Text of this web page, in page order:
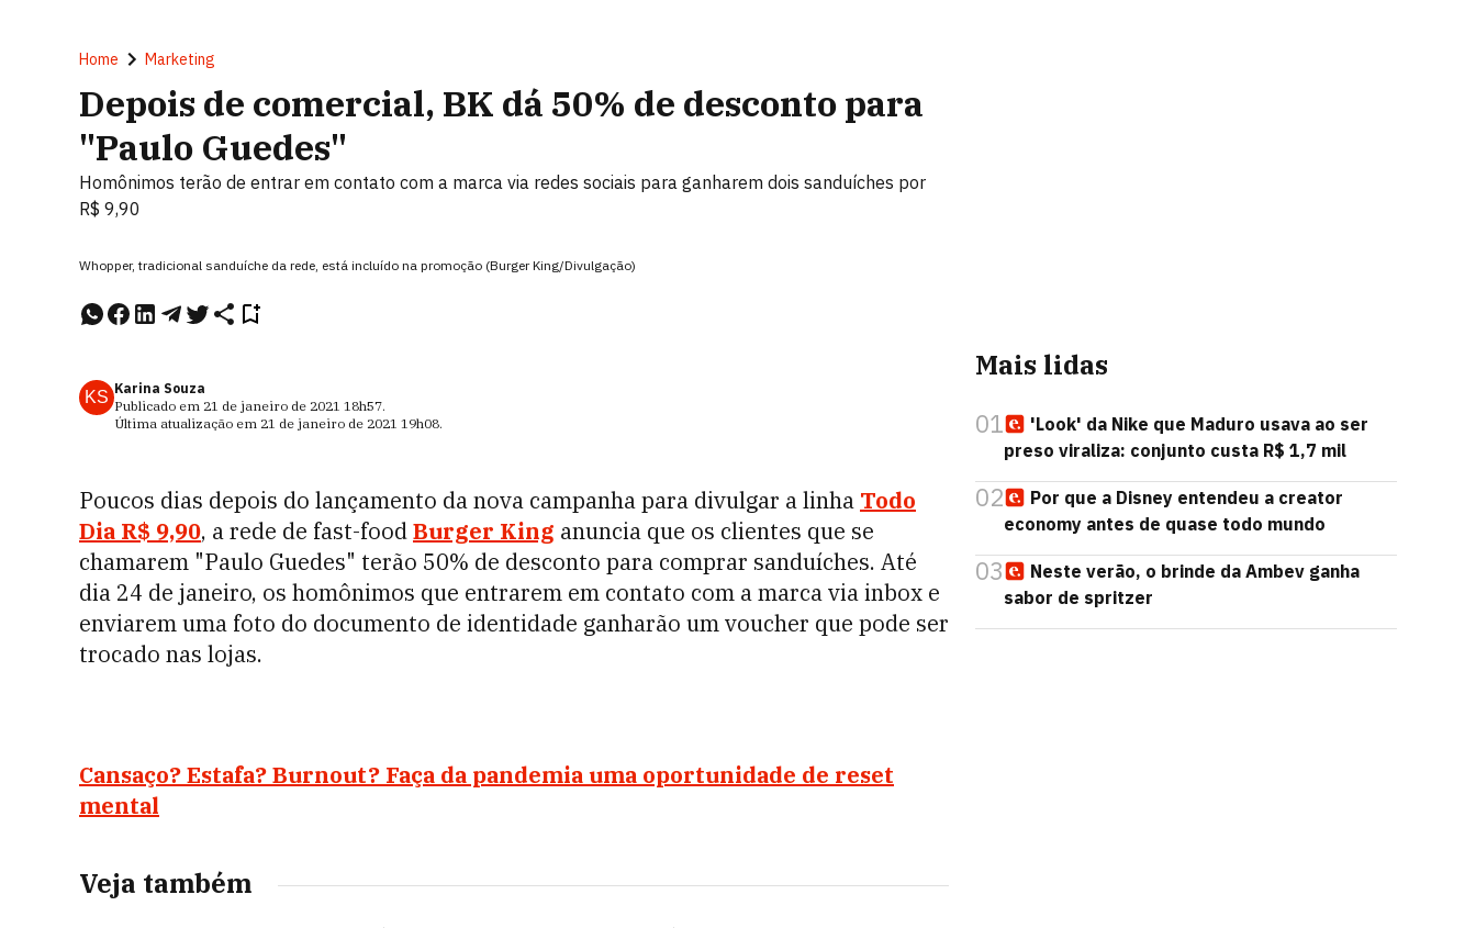
Home Marketing
Depois de comercial, BK dá 50% de desconto para
"Paulo Guedes"
Homônimos terão de entrar em contato com a marca via redes sociais para ganharem dois sanduíches por
R$ 9,90
Whopper, tradicional sanduíche da rede, está incluído na promoção (Burger King/Divulgação)
KS Karina Souza
Publicado em 21 de janeiro de 2021 18h57.
Última atualização em 21 de janeiro de 2021 19h08.
Poucos dias depois do lançamento da nova campanha para divulgar a linha Todo
Dia R$ 9,90, a rede de fast-foodBurger King anuncia que os clientes que se
chamarem "Paulo Guedes" terão 50% de desconto para comprar sanduíches. Até
dia 24 de janeiro, os homônimos que entrarem em contato com a marca via inbox e
enviarem uma foto do documento de identidade ganharão um voucher que pode ser
trocado nas lojas.
Cansaço? Estafa? Burnout? Faça da pandemia uma oportunidade de reset
mental
Veja também
Mais lidas
01
'Look' da Nike que Maduro usava ao ser
preso viraliza: conjunto custa R$ 1,7 mil
02
Por que a Disney entendeu a creator
economy antes de quase todo mundo
03
Neste verão, o brinde da Ambev ganha
sabor de spritzer